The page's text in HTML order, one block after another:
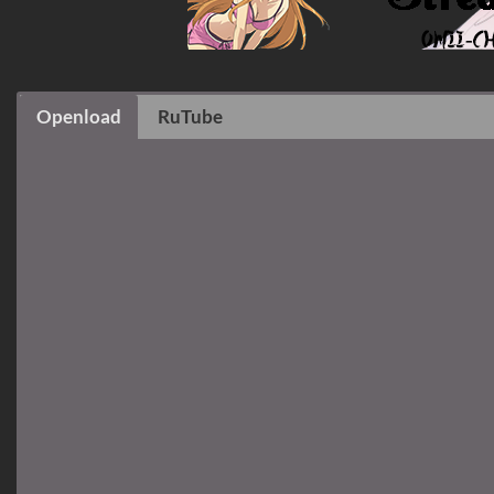
Openload RuTube